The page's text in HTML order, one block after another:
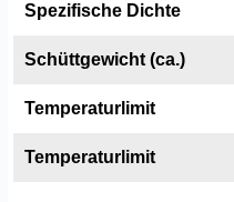
Spezifische Dichte
Schüttgewicht (ca.)
Temperaturlimit
Temperaturlimit